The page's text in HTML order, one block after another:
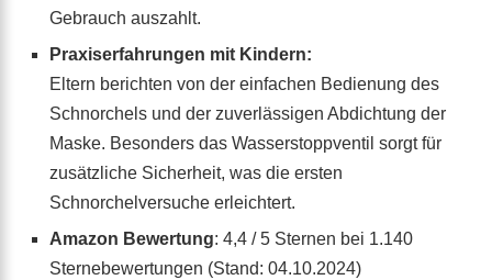
Gebrauch auszahlt.
Praxiserfahrungen mit Kindern:
Eltern berichten von der einfachen Bedienung des
Schnorchels und der zuverlässigen Abdichtung der
Maske. Besonders das Wasserstoppventil sorgt für
zusätzliche Sicherheit, was die ersten
Schnorchelversuche erleichtert.
Amazon Bewertung: 4,4 / 5 Sternen bei 1.140
Sternebewertungen (Stand: 04.10.2024)